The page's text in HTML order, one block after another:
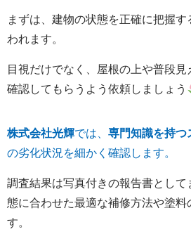
まずは、建物の状態を正確に把握
われます。
目視だけでなく、屋根の上や普段
確認してもらうよう依頼しましょう
株式会社光輝では、 専門知識を持つ
の劣化状況を細かく確認します。
調査結果は写真付きの報告書として
態に合わせた最適な補修方法や塗料
す。